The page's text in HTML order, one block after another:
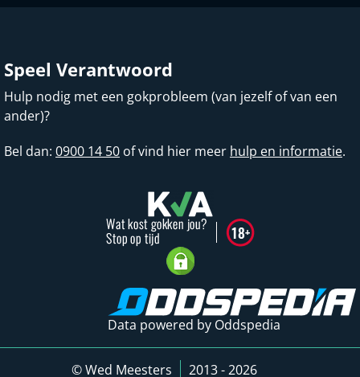
Speel Verantwoord
Hulp nodig met een gokprobleem (van jezelf of van een
ander)?
Bel dan: 0900 14 50 of vind hier meer hulp en informatie.
Data powered by Oddspedia
© Wed Meesters 2013 - 2026